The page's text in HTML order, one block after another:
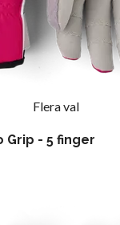
Flera val
Grip - 5 finger